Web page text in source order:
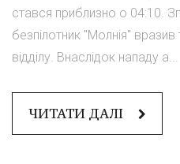
стався приблизно о 04:10.
безпілотник "Молнія"
відділу. Внаслідок нападу а...
ЧИТАТИ ДАЛІ